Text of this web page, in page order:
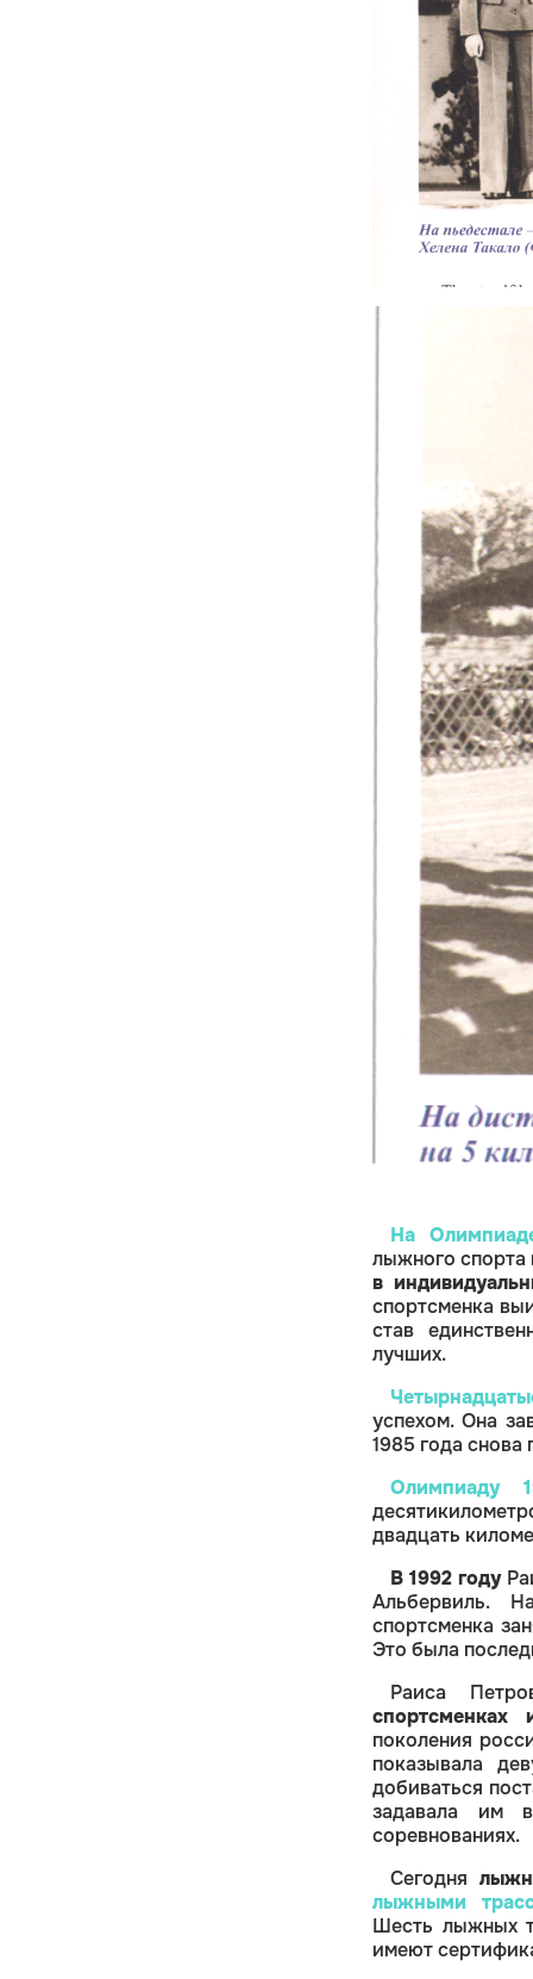
На
лыжного спорта
в
спортсменка
став
лучших.
успехом. Она
1985 года снова
Олимпиаду
двадцать
В 1992 году
Альбервиль.
спортсменка
Это была
Раиса
спортсменках
поколения
показывала
добиваться
задавала им
соревнованиях.
Сегодня
лыжными
Шесть лыжных
имеют